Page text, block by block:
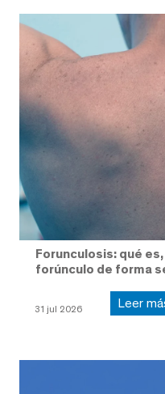
Forunculosis: qué
forúnculo de forma
31 jul 2026 Leer